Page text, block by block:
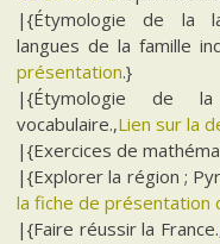
|{Étymologie de la
langues de la famille
présentation.}
|{Étymologie de la
vocabulaire.,Lien sur la
|{Exercices de
|{Explorer la région ;
la fiche de présentation
|{Faire réussir la